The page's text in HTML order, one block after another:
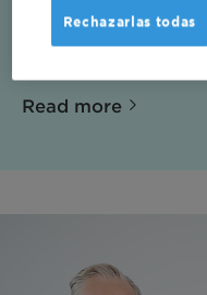
Read more
Rechazarlas todas